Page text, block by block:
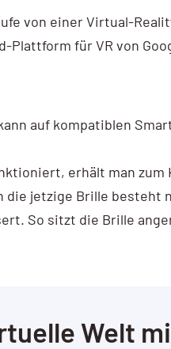
von einer Virtual-
Plattform für VR von
auf kompatiblen
erhält man
die jetzige Brille
So sitzt die Brille
Welt